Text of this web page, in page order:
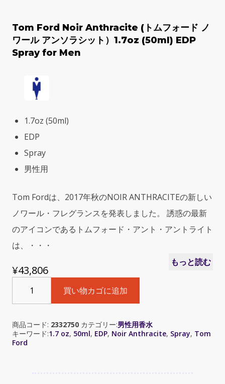
Tom Ford Noir Anthracite (トムフォード ノ
ワール アンソラシット）1.7oz (50ml) EDP
Spray for Men
1.7oz (50ml)
EDP
Spray
男性用
Tom Fordは、2017年秋のNOIR ANTHRACITEの新しい
ノワール・フレグランスを発表しました。 誘惑の最新
のアイコンであるトムフォード・アント・アントライト
は、・・・
もっと読む
¥43,806
Noir
(ト
ム
買い物カゴに追加
商品コード: 2332750 カテゴリー:男性用香水
キーワード:1.7 oz, 50ml, EDP, Noir Anthracite, Spray, Tom
Ford